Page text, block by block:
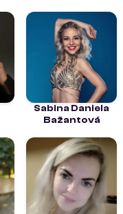
Sabina Daniela
Bažantová